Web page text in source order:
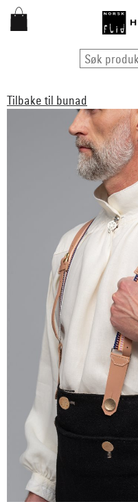
Tilbake til bunad